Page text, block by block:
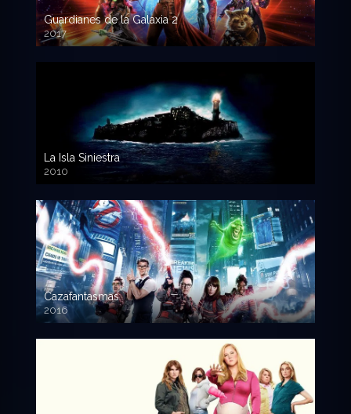
Guardianes de la Galaxia 2
2017
720p HD
La Isla Siniestra
2010
720p HD
Cazafantasmas
2016
720p HD